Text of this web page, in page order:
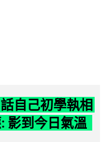
自己初學執相
影到今日氣溫